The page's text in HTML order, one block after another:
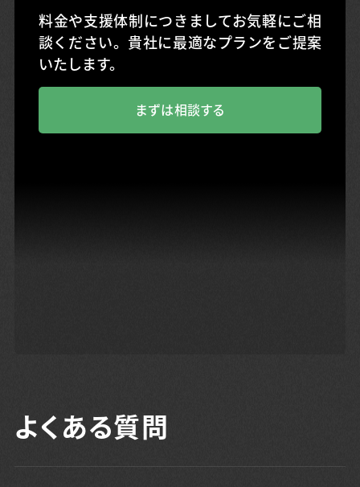
料金や支援体制につきましてお気軽にご相
談ください。貴社に最適なプランをご提案
いたします。
まずは相談する
よくある質問